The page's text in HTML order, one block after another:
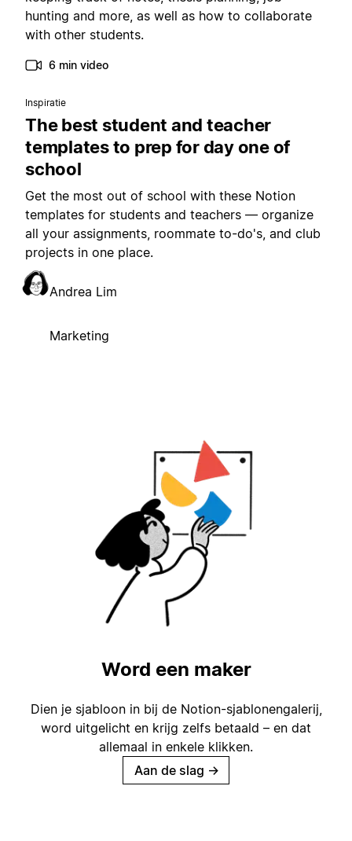
hunting and more, as well as how to collaborate
with other students.
6 min video
Inspiratie
The best student and teacher
templates to prep for day one of
school
Get the most out of school with these Notion
templates for students and teachers — organize
all your assignments, roommate to-do's, and club
projects in one place.
Andrea Lim
Marketing
Word een maker
Dien je sjabloon in bij de Notion-sjablonengalerij,
word uitgelicht en krijg zelfs betaald – en dat
allemaal in enkele klikken.
Aan de slag →